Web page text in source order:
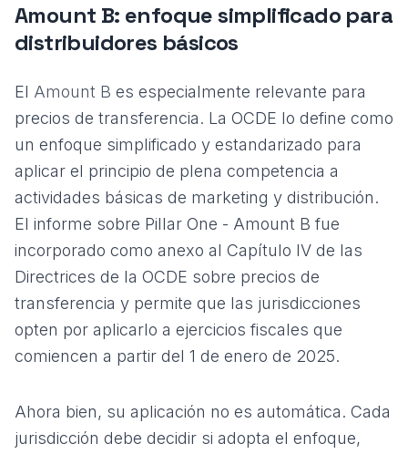
Amount B: enfoque simplificado para
distribuidores básicos
El Amount B es especialmente relevante para
precios de transferencia. La OCDE lo define como
un enfoque simplificado y estandarizado para
aplicar el principio de plena competencia a
actividades básicas de marketing y distribución.
El informe sobre Pillar One - Amount B fue
incorporado como anexo al Capítulo IV de las
Directrices de la OCDE sobre precios de
transferencia y permite que las jurisdicciones
opten por aplicarlo a ejercicios fiscales que
comiencen a partir del 1 de enero de 2025.
Ahora bien, su aplicación no es automática. Cada
jurisdicción debe decidir si adopta el enfoque,